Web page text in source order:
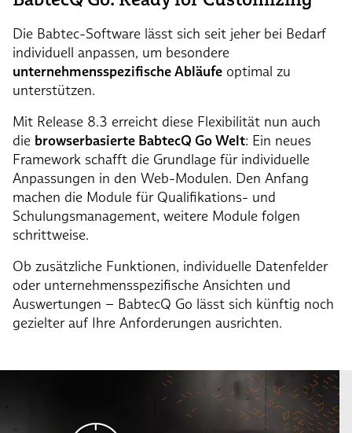
Die Babtec-Software lässt sich seit jeher bei Bedarf
individuell anpassen, um besondere
unternehmensspezifische Abläufe optimal zu
unterstützen.
Mit Release 8.3 erreicht diese Flexibilität nun auch
die browserbasierte BabtecQ Go Welt: Ein neues
Framework schafft die Grundlage für individuelle
Anpassungen in den Web-Modulen. Den Anfang
machen die Module für Qualifikations- und
Schulungsmanagement, weitere Module folgen
schrittweise.
Ob zusätzliche Funktionen, individuelle Datenfelder
oder unternehmensspezifische Ansichten und
Auswertungen – BabtecQ Go lässt sich künftig noch
gezielter auf Ihre Anforderungen ausrichten.